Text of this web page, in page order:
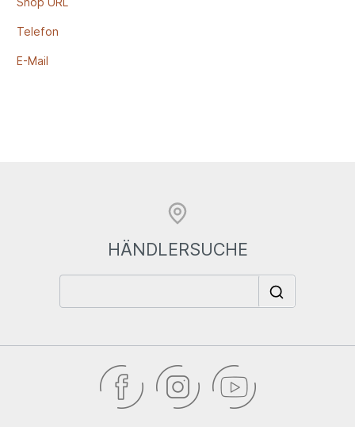
Telefon
E-Mail
HÄNDLERSUCHE